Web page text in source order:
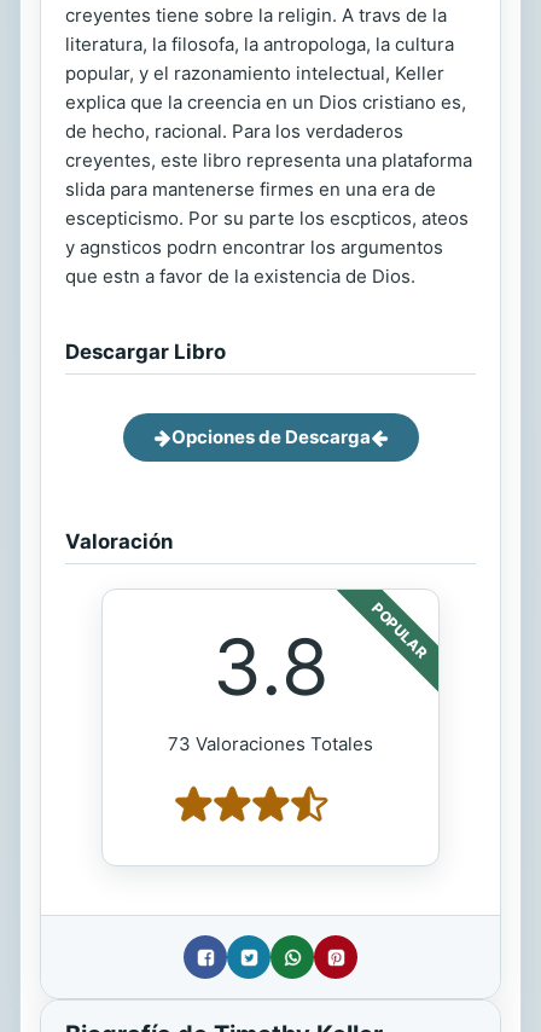
creyentes tiene sobre la religin. A travs de la
literatura, la filosofa, la antropologa, la cultura
popular, y el razonamiento intelectual, Keller
explica que la creencia en un Dios cristiano es,
de hecho, racional. Para los verdaderos
creyentes, este libro representa una plataforma
slida para mantenerse firmes en una era de
escepticismo. Por su parte los escpticos, ateos
y agnsticos podrn encontrar los argumentos
que estn a favor de la existencia de Dios.
Descargar Libro
Opciones de Descarga
Valoración
POPULAR
3.8
73 Valoraciones Totales